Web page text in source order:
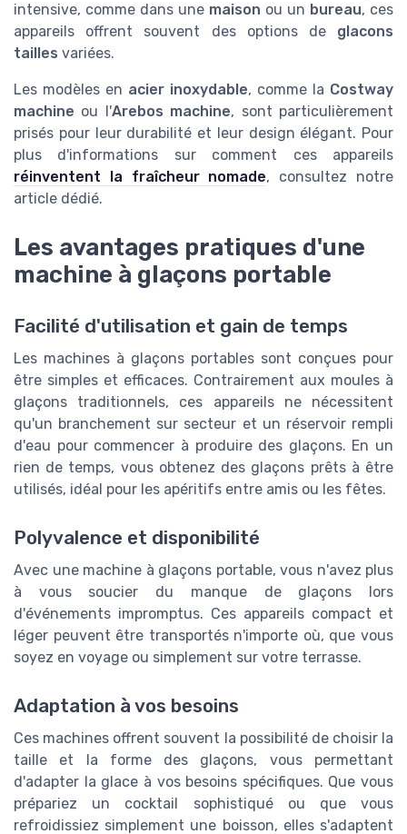
intensive, comme dans une maison ou un bureau, ces
appareils offrent souvent des options de glacons
tailles variées.
Les modèles en acier inoxydable, comme la Costway
machine ou l'Arebos machine, sont particulièrement
prisés pour leur durabilité et leur design élégant. Pour
plus d'informations sur comment ces appareils
réinventent la fraîcheur nomade, consultez notre
article dédié.
Les avantages pratiques d'une
machine à glaçons portable
Facilité d'utilisation et gain de temps
Les machines à glaçons portables sont conçues pour
être simples et efficaces. Contrairement aux moules à
glaçons traditionnels, ces appareils ne nécessitent
qu'un branchement sur secteur et un réservoir rempli
d'eau pour commencer à produire des glaçons. En un
rien de temps, vous obtenez des glaçons prêts à être
utilisés, idéal pour les apéritifs entre amis ou les fêtes.
Polyvalence et disponibilité
Avec une machine à glaçons portable, vous n'avez plus
à vous soucier du manque de glaçons lors
d'événements impromptus. Ces appareils compact et
léger peuvent être transportés n'importe où, que vous
soyez en voyage ou simplement sur votre terrasse.
Adaptation à vos besoins
Ces machines offrent souvent la possibilité de choisir la
taille et la forme des glaçons, vous permettant
d'adapter la glace à vos besoins spécifiques. Que vous
prépariez un cocktail sophistiqué ou que vous
refroidissiez simplement une boisson, elles s'adaptent